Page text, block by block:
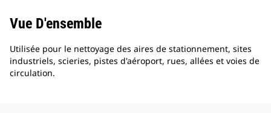
Vue D'ensemble
Utilisée pour le nettoyage des aires de stationnement, sites
industriels, scieries, pistes d'aéroport, rues, allées et voies de
circulation.